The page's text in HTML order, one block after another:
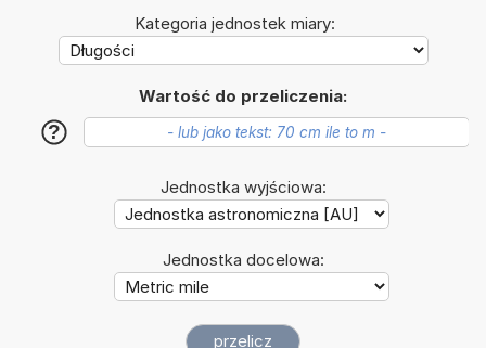
Kategoria jednostek miary:
Wartość do przeliczenia:
?
Jednostka wyjściowa:
Jednostka docelowa: